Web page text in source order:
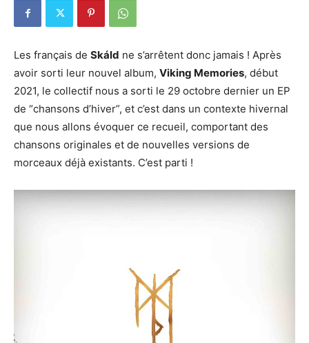
Les français de Skáld ne s’arrêtent donc jamais ! Après
avoir sorti leur nouvel album, Viking Memories, début
2021, le collectif nous a sorti le 29 octobre dernier un EP
de “chansons d’hiver”, et c’est dans un contexte hivernal
que nous allons évoquer ce recueil, comportant des
chansons originales et de nouvelles versions de
morceaux déjà existants. C’est parti !